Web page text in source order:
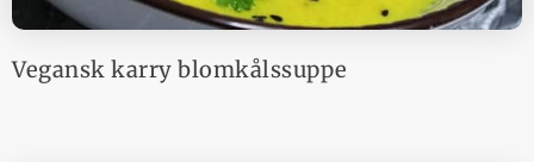
Vegansk karry blomkålssuppe